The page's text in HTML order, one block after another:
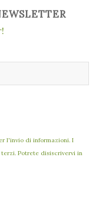
l'invio di informazioni. I
Potrete disiscrivervi in